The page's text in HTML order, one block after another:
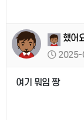
했어
2025-
여기 뭐임 짱